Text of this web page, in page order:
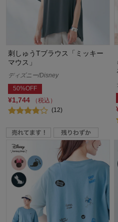
刺しゅうTブラウス「ミッキー
マウス」
ディズニー/Disney
50%OFF
¥1,744
（税込）
(12)